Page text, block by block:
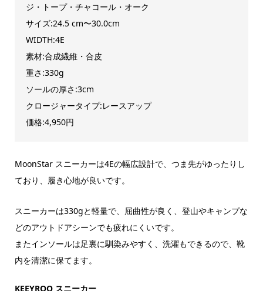
ジ・トープ・チャコール・オーク
サイズ:24.5 cm〜30.0cm
WIDTH:4E
素材:合成繊維・合皮
重さ:330g
ソールの厚さ:3cm
クロージャータイプ:レースアップ
価格:4,950円
MoonStar スニーカーは4Eの幅広設計で、つま先がゆったりし
ており、履き心地が良いです。
スニーカーは330gと軽量で、屈曲性が良く、登山やキャンプな
どのアウトドアシーンでも疲れにくいです。
またインソールは足裏に馴染みやすく、洗濯もできるので、靴
内を清潔に保てます。
KEEYROO スニーカー